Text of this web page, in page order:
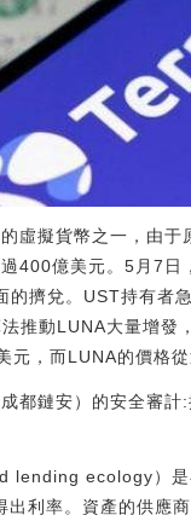
虛擬貨幣之一，由
400億美元。5月7
的擠兌。UST持有者
推動LUNA大量增發
元，而LUNA的價格
都鏈安）的安全審
lending ecology）是
出利率。資產的供應